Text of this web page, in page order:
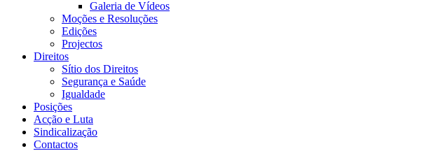
Galeria de Vídeos
Moções e Resoluções
Edições
Projectos
Direitos
Sítio dos Direitos
Segurança e Saúde
Igualdade
Posições
Acção e Luta
Sindicalização
Contactos